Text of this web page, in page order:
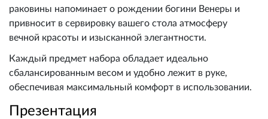
раковины напоминает о рождении богини Венеры и
привносит в сервировку вашего стола атмосферу
вечной красоты и изысканной элегантности.
Каждый предмет набора обладает идеально
сбалансированным весом и удобно лежит в руке,
обеспечивая максимальный комфорт в использовании.
Презентация